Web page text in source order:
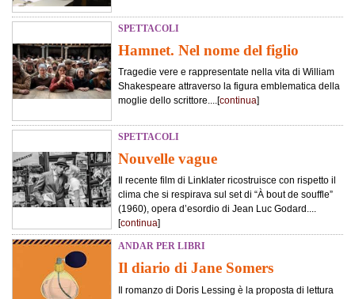
SPETTACOLI
Hamnet. Nel nome del figlio
Tragedie vere e rappresentate nella vita di William
Shakespeare attraverso la figura emblematica della
moglie dello scrittore....[continua]
SPETTACOLI
Nouvelle vague
Il recente film di Linklater ricostruisce con rispetto il
clima che si respirava sul set di “À bout de souffle”
(1960), opera d’esordio di Jean Luc Godard....
[continua]
ANDAR PER LIBRI
Il diario di Jane Somers
Il romanzo di Doris Lessing è la proposta di lettura